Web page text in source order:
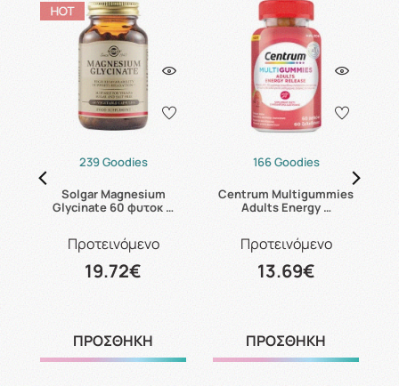
239 Goodies
Solgar Magnesium
Glycinate 60 φυτοκ …
Προτεινόμενο
19.72€
ΠΡΟΣΘΗΚΗ
166 Goodies
Centrum Multigummies
Adults Energy …
Προτεινόμενο
13.69€
ΠΡΟΣΘΗΚΗ